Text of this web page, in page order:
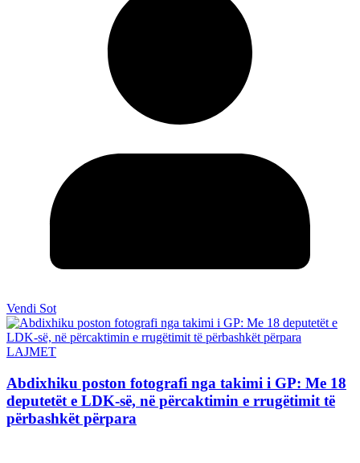
Vendi Sot
LAJMET
Abdixhiku poston fotografi nga takimi i GP: Me 18
deputetët e LDK-së, në përcaktimin e rrugëtimit të
përbashkët përpara